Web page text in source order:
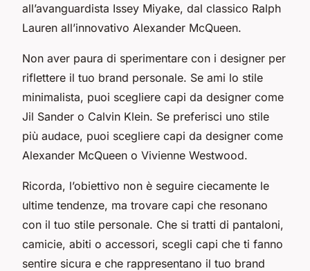
all’avanguardista Issey Miyake, dal classico Ralph
Lauren all’innovativo Alexander McQueen.
Non aver paura di sperimentare con i designer per
riflettere il tuo brand personale. Se ami lo stile
minimalista, puoi scegliere capi da designer come
Jil Sander o Calvin Klein. Se preferisci uno stile
più audace, puoi scegliere capi da designer come
Alexander McQueen o Vivienne Westwood.
Ricorda, l’obiettivo non è seguire ciecamente le
ultime tendenze, ma trovare capi che resonano
con il tuo stile personale. Che si tratti di pantaloni,
camicie, abiti o accessori, scegli capi che ti fanno
sentire sicura e che rappresentano il tuo brand